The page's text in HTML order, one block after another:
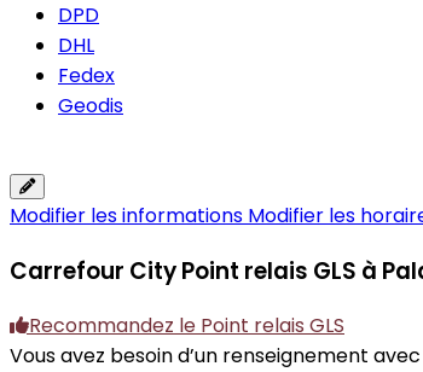
DPD
DHL
Fedex
Geodis
Modifier les informations Modifier les
Carrefour CityPoint relais GLS à
Recommandez le Point relais GLS
Vous avez besoin d’un renseignement avec